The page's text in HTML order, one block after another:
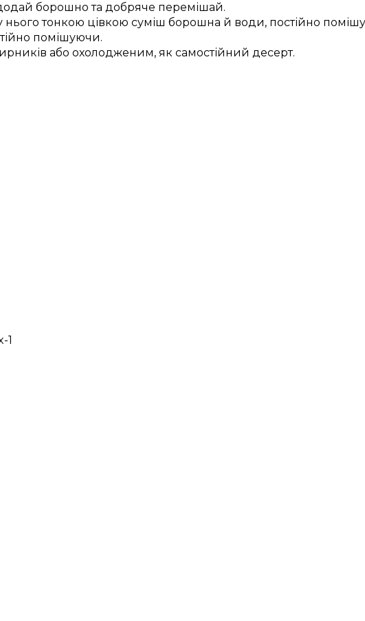
борошно та добряче перемішай.
нього тонкою цівкою суміш борошна й води, постійно
помішуючи.
або охолодженим, як самостійний десерт.